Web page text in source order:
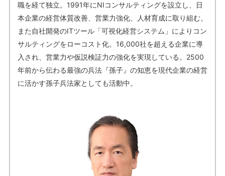
職を経て独立。1991年にNIコンサルティングを設立し、日
本企業の経営体質改善、営業力強化、人材育成に取り組む。
また自社開発のITツール「可視化経営システム」によりコン
サルティングをローコスト化。16,000社を超える企業に導
入され、営業力や仮説検証力の強化を実現している。2500
年前から伝わる最強の兵法『孫子』の知恵を現代企業の経営
に活かす孫子兵法家としても活動中。